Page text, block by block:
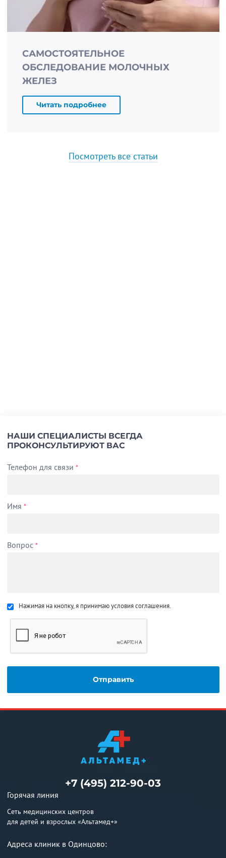
САМОСТОЯТЕЛЬНОЕ
ОБСЛЕДОВАНИЕ МОЛОЧНЫХ
ЖЕЛЕЗ
Читать подробнее
Посмотреть все статьи
НАШИ СПЕЦИАЛИСТЫ ВСЕГДА
ПРОКОНСУЛЬТИРУЮТ ВАС
Телефон для связи *
Имя *
Вопрос *
Нажимая на кнопку, я принимаю условия соглашения.
+7 (495) 212-90-03
Горячая линия
Сеть медицинских центров
для детей и взрослых «Альтамед+»
Адреса клиник в Одинцово: